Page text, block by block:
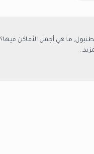
ما هي أجمل الأماكن فيها؟